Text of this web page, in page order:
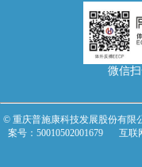
微信
© 重庆普施康科技发展股份有限
案号：50010502001679
互联